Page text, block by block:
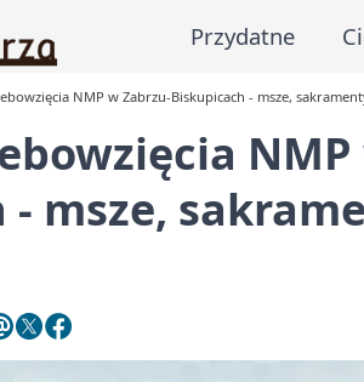
Przydatne
NMP w Zabrzu-Biskupicach - msze,
- msze,